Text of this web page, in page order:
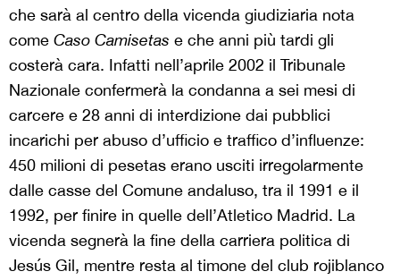
che sarà al centro della vicenda giudiziaria nota
come Caso Camisetas e che anni più tardi gli
costerà cara. Infatti nell’aprile 2002 il Tribunale
Nazionale confermerà la condanna a sei mesi di
carcere e 28 anni di interdizione dai pubblici
incarichi per abuso d’ufficio e traffico d’influenze:
450 milioni di pesetas erano usciti irregolarmente
dalle casse del Comune andaluso, tra il 1991 e il
1992, per finire in quelle dell’Atletico Madrid. La
vicenda segnerà la fine della carriera politica di
Jesús Gil, mentre resta al timone del club rojiblanco